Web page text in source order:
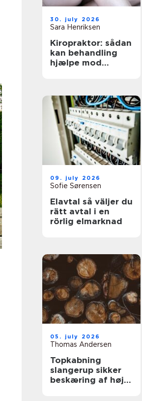
30. july 2026
Sara Henriksen
Kiropraktor: sådan
kan behandling
hjælpe mod
09. july 2026
Sofie Sørensen
Elavtal så väljer du
rätt avtal i en
rörlig elmarknad
05. july 2026
Thomas Andersen
Topkabning
slangerup sikker
beskæring af høje